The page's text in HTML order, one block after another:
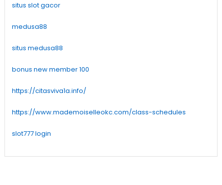
situs slot gacor
medusa88
situs medusa88
bonus new member 100
https://citasviva1a.info/
https://www.mademoiselleokc.com/class-schedules
slot777 login